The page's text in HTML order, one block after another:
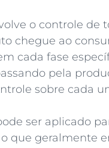
o controle de
chegue ao
cada fase
pela
sobre cada
ser aplicado
que geralmente